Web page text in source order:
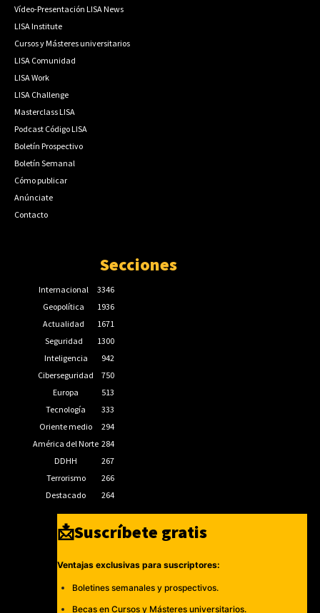
Vídeo-Presentación LISA News
LISA Institute
Cursos y Másteres universitarios
LISA Comunidad
LISA Work
LISA Challenge
Masterclass LISA
Podcast Código LISA
Boletín Prospectivo
Boletín Semanal
Cómo publicar
Anúnciate
Contacto
Secciones
Internacional
3346
Geopolítica
1936
Actualidad
1671
Seguridad
1300
Inteligencia
942
Ciberseguridad
750
Europa
513
Tecnología
333
Oriente medio
294
América del Norte 284
DDHH
267
Terrorismo
266
Destacado
264
📩Suscríbete gratis
Ventajas exclusivas para suscriptores:
Boletines semanales y prospectivos.
Becas en Cursos y Másteres universitarios.